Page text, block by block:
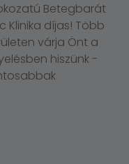
Betegbarát
Klinika díjas! Több
várja Önt a
hiszünk -